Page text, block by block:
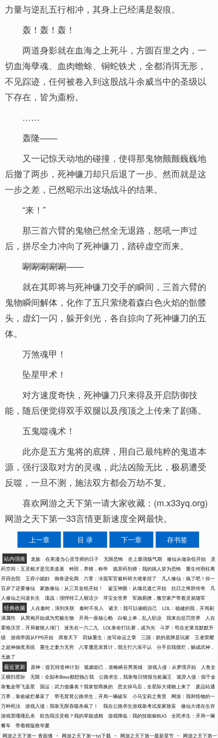
力量与逆乱五行相冲，其身上已经满是裂痕。
轰！轰！轰！
两道身影就在血海之上死斗，方圆百里之内，一
切血海孽魂、血肉蟾蜍、铜蛇铁犬，全都消弭无形，
不见踪迹，任何被卷入到这股战斗余威当中的圣级以
下存在，皆为齑粉。
……
轰隆——
又一记惊天动地的碰撞，使得那鬼物颤颤巍巍地
后撤了两步，死神镰刀却只后退了一步。然而就是这
一步之差，已然昭示出这场战斗的结果。
“来！”
那三首六臂的鬼物已然全无退路，怒吼一声过
后，拼尽全力冲向了死神镰刀，踏碎虚空而来。
唰唰唰唰唰——
就在其即将与死神镰刀交手的瞬间，三首六臂的
鬼物瞬间解体，化作了五只萦绕着森白色火焰的骷髅
头，虚幻一闪，躲开剑光，各自掠向了死神镰刀的五
体。
万煞魂甲！
坠星甲术！
对方速度奇快，死神镰刀只来得及开启防御技
能，随后便觉得双手双腿以及颅顶之上传来了剧痛。
五鬼噬魂术！
此亦是五方鬼将的底牌，用自己最纯粹的鬼道本
源，强行汲取对方的灵魂，此法凶险无比，极易遭受
反噬，一旦不测，施法双方都会万劫不复。
喜欢网游之天下第一请大家收藏：(m.x33yq.org)
网游之天下第一33言情更新速度全网最快。
上一章 目 录 下一章 存书签
站内强推 龙族 在美漫当心灵导师的日子 无限恐怖 史上最强炼气期 修仙从做杂役开始
灵
药空间：五灵根才是完美道基
种田，养猪，称帝 诡异药剂师：我的病人皆为恐怖
重生何雨柱离
开四合院
王府小媳妇 御兽进化商 六零：冷面军官被科研大佬拿捏了
凡人修仙：疯了吧！你一
百岁了还要修仙
家族修仙：从三页金纸开始！ 鉴宝神眼：从缅北逃亡开始 抗日之将胆传奇
凡
人修仙之问道长生
谍战：强悍特工人狠话少 寻宝全世界 军婚易撩，搬空家产带着灵泉随军
经典收藏 人在秦时，浪到失联 秦时不良人 诸天：我可以催眠自己
LOL：稳健的我，开局刷
满属性
从黑袍开始成为究极生物 开局一座核心舱 白银上单，乱入职业 我来自惩罚世界
人在
霍格沃茨，开局被狼人堵门
迷失在一六二九 LOL拿命打比赛，成为光
斗罗：苟在史莱克默默升
级
游戏帝国从FPS开始 席卷天下 田妹重生：改写命运之章 三国：朕的底牌是玩家
王者荣耀
之超神抽奖系统
重生之妻力无穷 八零遭恶亲算计，我主打六亲不认
分手后我摆烂，躺成武神，
无敌了
最近更新 原神：提瓦特造神计划 狐媚妲己，攻略峡谷男英雄 游戏入侵：从梦境开始
人鱼女
王横扫星际
无限：全副本Boss都想独占我 公路求生，我靠每日情报当捡漏王
诡异入侵：假千金
靠氪金带飞蓝星
国运：武力值爆表？我拿智商换的 恶女掉马后，全星际大佬吻上来了
废品站通
万界，靠捡破烂暴富了
带毛茸茸公路求生，开局一辆破车 小马宝莉之青里
网游：我和怪物的一
万种死法
游戏入侵：我靠无限吞噬杀疯了！ 我在公路求生游戏靠考试发家致富
修仙大佬在生存
游戏里嘎嘎乱杀
欺负我没灵根？我的草能成精 游戏降临：我的技能偷BUG
全民求生：开局一辆
餐车
带着模版救华夏
网游之天下第一 青面佛 - 网游之天下第一txt下载 - 网游之天下第一最新章节 - 网游之天下第一